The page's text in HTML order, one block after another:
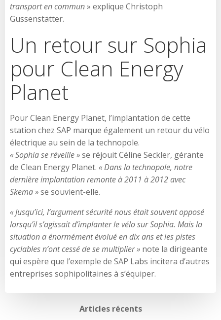
transport en commun» explique Christoph
Gussenstätter.
Un retour sur Sophia
pour Clean Energy
Planet
Pour Clean Energy Planet, l’implantation de cette
station chez SAP marque également un retour du vélo
électrique au sein de la technopole.
« Sophia se réveille »se réjouit Céline Seckler, gérante
de Clean Energy Planet. « Dans la technopole, notre
dernière implantation remonte à 2011 à 2012 avec
Skema »se souvient-elle.
« Jusqu’ici, l’argument sécurité nous était souvent opposé
lorsqu’il s’agissait d’implanter le vélo sur Sophia. Mais la
situation a énormément évolué en dix ans et les pistes
cyclables n’ont cessé de se multiplier » note la dirigeante
qui espère que l’exemple de SAP Labs incitera d’autres
entreprises sophipolitaines à s’équiper.
Articles récents